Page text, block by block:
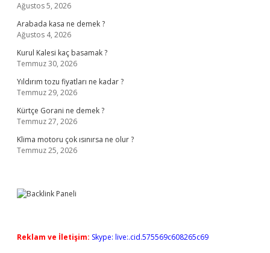
Ağustos 5, 2026
Arabada kasa ne demek ?
Ağustos 4, 2026
Kurul Kalesi kaç basamak ?
Temmuz 30, 2026
Yıldırım tozu fiyatları ne kadar ?
Temmuz 29, 2026
Kürtçe Gorani ne demek ?
Temmuz 27, 2026
Klima motoru çok ısınırsa ne olur ?
Temmuz 25, 2026
Reklam ve İletişim: Skype: live:.cid.575569c608265c69